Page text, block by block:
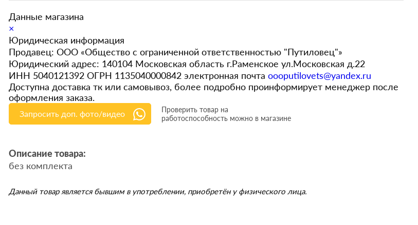
Данные магазина
×
Юридическая информация
Продавец: ООО «Общество с ограниченной ответственностью "Путиловец"»
Юридический адрес: 140104 Московская область г.Раменское ул.Московская д.22
ИНН 5040121392 ОГРН 1135040000842 электронная почта oooputilovets@yandex.ru
Доступна доставка тк или самовывоз, более подробно проинформирует менеджер после
оформления заказа.
Запросить доп. фото/видео
Проверить товар на
работоспособность можно в магазине
Описание товара:
без комплекта
Данный товар является бывшим в употреблении, приобретён у физического лица.